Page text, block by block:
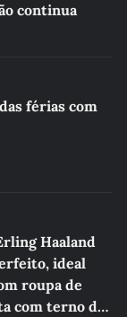
continua
férias com
Haaland
ideal
roupa de
com terno de